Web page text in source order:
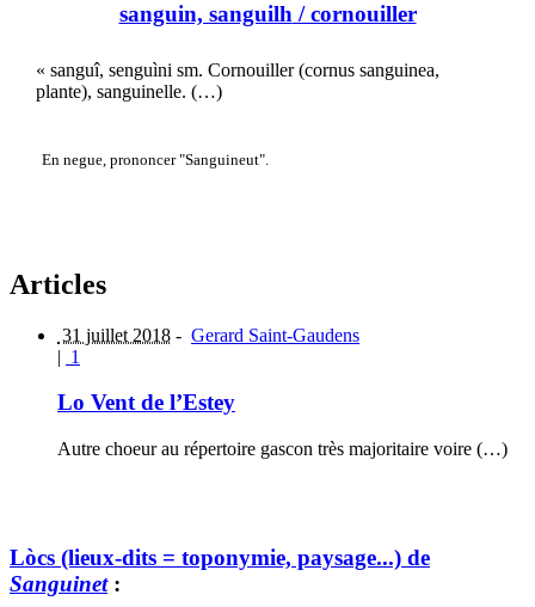
sanguin, sanguilh / cornouiller
« sanguî, senguìni sm. Cornouiller (cornus sanguinea,
plante), sanguinelle. (…)
En negue, prononcer "Sanguineut".
Articles
31 juillet 2018 - Gerard Saint-Gaudens
| 1
Lo Vent de l’Estey
Autre choeur au répertoire gascon très majoritaire voire (…)
Lòcs (lieux-dits = toponymie, paysage...) de
Sanguinet: